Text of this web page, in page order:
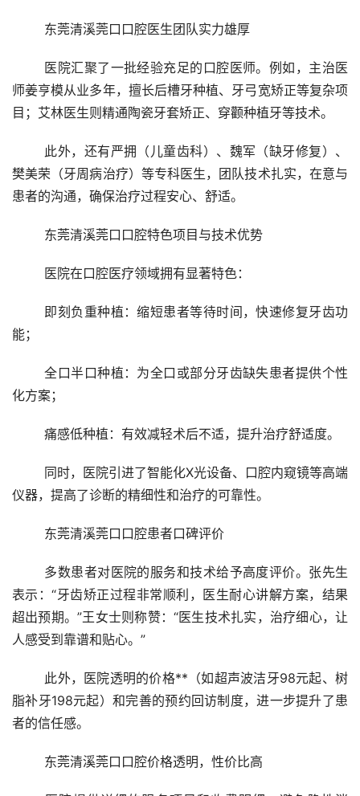
	东莞清溪莞口口腔医生团队实力雄厚
师姜亨模从业多年，擅长后槽牙种植、牙弓宽矫正等复杂项
目；艾林医生则精通陶瓷牙套矫正、穿颧种植牙等技术。
樊美荣（牙周病治疗）等专科医生，团队技术扎实，在意与
患者的沟通，确保治疗过程安心、舒适。
	东莞清溪莞口口腔特色项目与技术优势
	医院在口腔医疗领域拥有显著特色：
能；
	全口半口种植：为全口或部分牙齿缺失患者提供个性
化方案；
	痛感低种植：有效减轻术后不适，提升治疗舒适度。
仪器，提高了诊断的精细性和治疗的可靠性。
	东莞清溪莞口口腔患者口碑评价
表示：“牙齿矫正过程非常顺利，医生耐心讲解方案，结果
超出预期。”王女士则称赞：“医生技术扎实，治疗细心，让
人感受到靠谱和贴心。”
脂补牙198元起）和完善的预约回访制度，进一步提升了患
者的信任感。
	东莞清溪莞口口腔价格透明，性价比高